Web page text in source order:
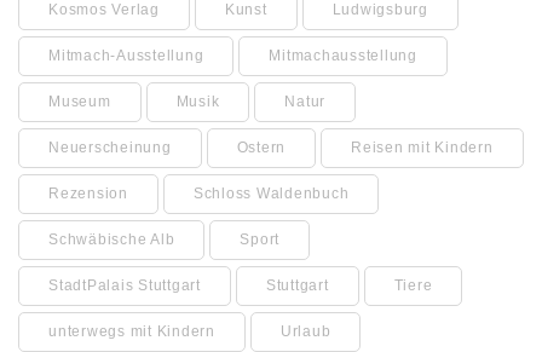
Kosmos Verlag Kunst Ludwigsburg
Mitmach-Ausstellung Mitmachausstellung
Museum Musik Natur
Neuerscheinung Ostern Reisen mit Kindern
Rezension Schloss Waldenbuch
Schwäbische Alb Sport
StadtPalais Stuttgart Stuttgart Tiere
unterwegs mit Kindern Urlaub